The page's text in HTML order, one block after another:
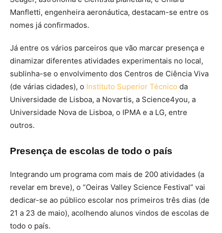
Manfletti, engenheira aeronáutica, destacam-se entre os
nomes já confirmados.
Já entre os vários parceiros que vão marcar presença e
dinamizar diferentes atividades experimentais no local,
sublinha-se o envolvimento dos Centros de Ciência Viva
(de várias cidades), o Instituto Superior Técnico da
Universidade de Lisboa, a Novartis, a Science4you, a
Universidade Nova de Lisboa, o IPMA e a LG, entre
outros.
Presença de escolas de todo o país
Integrando um programa com mais de 200 atividades (a
revelar em breve), o “Oeiras Valley Science Festival” vai
dedicar-se ao público escolar nos primeiros três dias (de
21 a 23 de maio), acolhendo alunos vindos de escolas de
todo o país.